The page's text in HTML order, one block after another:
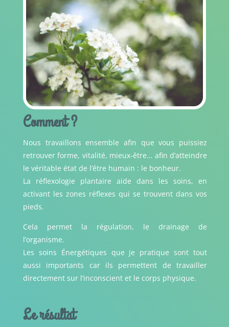
Comment ?
Nous travaillons ensemble afin que vous puissiez
retrouver forme, vitalité, mieux-être… afin d’atteindre
le véritable état de l’être humain : le bonheur.
La réflexologie plantaire aide dans les soins, en
activant les zones réflexes qui se trouvent dans vos
pieds.
Cela permet la régulation, le drainage de
l’organisme.
Les soins Énergétiques que je pratique sont tout
aussi importants car ils permettent de travailler
directement sur l’inconscient et le corps physique.
Le résultat